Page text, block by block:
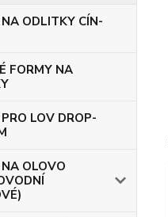
ODLITKY CÍN-
FORMY NA
LOV DROP-
OLOVO